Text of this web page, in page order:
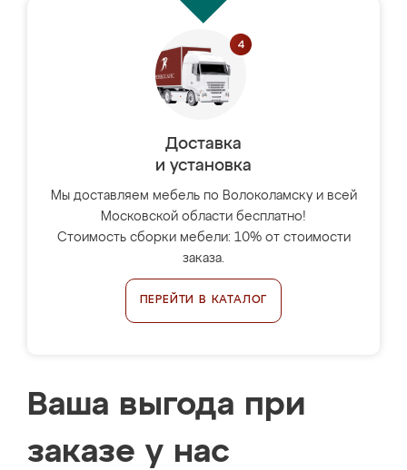
Доставка
и установка
Мы доставляем мебель по Волоколамску и всей
Московской области бесплатно!
Стоимость сборки мебели: 10% от стоимости
заказа.
ПЕРЕЙТИ В КАТАЛОГ
Ваша выгода при
заказе у нас